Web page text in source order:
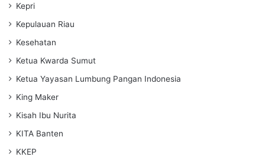
Kepri
Kepulauan Riau
Kesehatan
Ketua Kwarda Sumut
Ketua Yayasan Lumbung Pangan Indonesia
King Maker
Kisah Ibu Nurita
KITA Banten
KKEP